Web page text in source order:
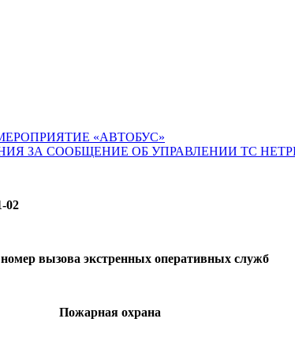
«АВТОБУС»
ЗА СООБЩЕНИЕ ОБ УПРАВЛЕНИИ ТС
02
вызова экстренных оперативных служб
Пожарная охрана